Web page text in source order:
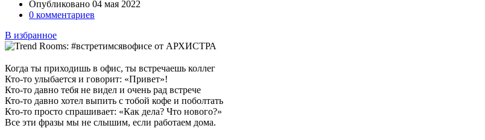
Опубликовано 04 мая 2022
0 комментариев
В избранное
Когда ты приходишь в офис, ты встречаешь коллег
Кто-то улыбается и говорит: «Привет»!
Кто-то давно тебя не видел и очень рад встрече
Кто-то давно хотел выпить с тобой кофе и поболтать
Кто-то просто спрашивает: «Как дела? Что нового?»
Все эти фразы мы не слышим, если работаем дома.